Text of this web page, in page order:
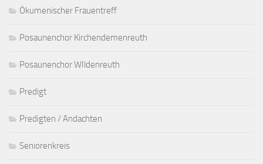
Ökumenischer Frauentreff
Posaunenchor Kirchendemenreuth
Posaunenchor WIldenreuth
Predigt
Predigten / Andachten
Seniorenkreis